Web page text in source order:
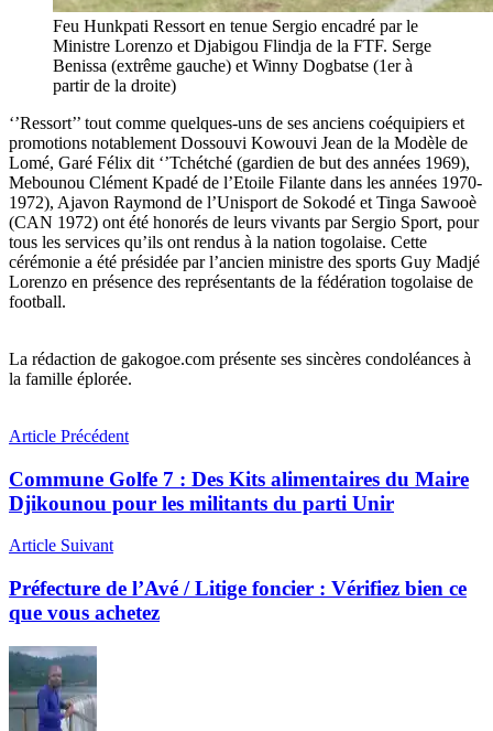
Feu Hunkpati Ressort en tenue Sergio encadré par le
Ministre Lorenzo et Djabigou Flindja de la FTF. Serge
Benissa (extrême gauche) et Winny Dogbatse (1er à
partir de la droite)
‘’Ressort’’ tout comme quelques-uns de ses anciens coéquipiers et
promotions notablement Dossouvi Kowouvi Jean de la Modèle de
Lomé, Garé Félix dit ‘’Tchétché (gardien de but des années 1969),
Mebounou Clément Kpadé de l’Etoile Filante dans les années 1970-
1972), Ajavon Raymond de l’Unisport de Sokodé et Tinga Sawooè
(CAN 1972) ont été honorés de leurs vivants par Sergio Sport, pour
tous les services qu’ils ont rendus à la nation togolaise. Cette
cérémonie a été présidée par l’ancien ministre des sports Guy Madjé
Lorenzo en présence des représentants de la fédération togolaise de
football.
La rédaction de gakogoe.com présente ses sincères condoléances à
la famille éplorée.
Article Précédent
Commune Golfe 7 : Des Kits alimentaires du Maire
Djikounou pour les militants du parti Unir
Article Suivant
Préfecture de l’Avé / Litige foncier : Vérifiez bien ce
que vous achetez